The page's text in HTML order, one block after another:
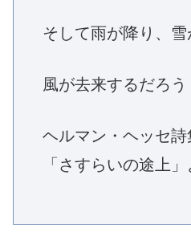
そして雨が降り、雪
風が去来するだろう
ヘルマン・ヘッセ詩
「さすらいの途上」